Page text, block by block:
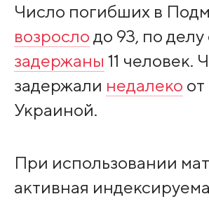
Число погибших в
возросло до 93, по делу
задержаны 11 человек.
задержали недалеко
Украиной.
При использовании
активная